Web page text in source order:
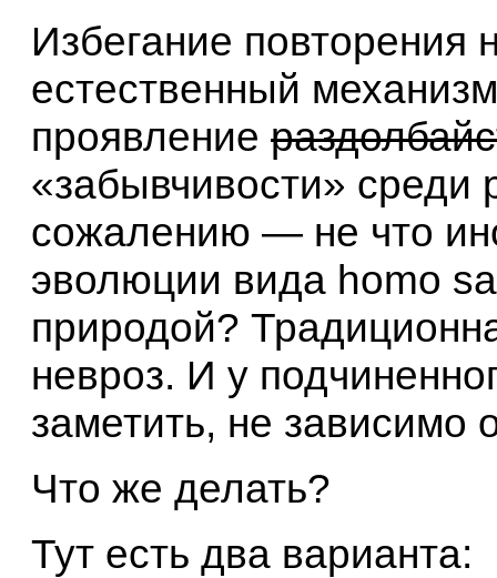
Избегание
естественный
проявление
«забывчивости» среди
сожалению — не что
эволюции вида homo
природой?
невроз. И у
заметить, не зависимо
Что же делать?
Тут есть два варианта: